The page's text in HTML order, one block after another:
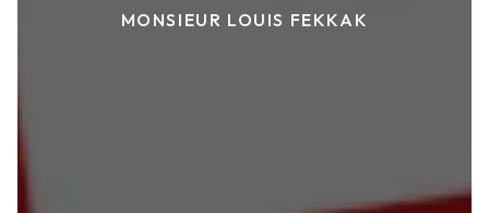
MONSIEUR LOUIS FEKKAK